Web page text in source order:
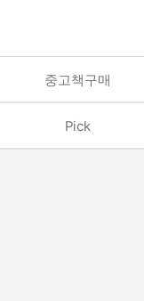
중고책구매
Pick